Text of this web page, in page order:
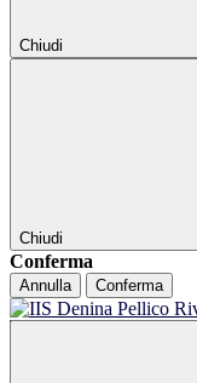
Chiudi
Chiudi
Conferma
Annulla Conferma